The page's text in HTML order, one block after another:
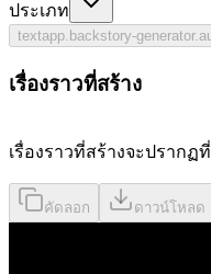
ประเภท
textapp.backstory-
เรื่องราวที่สร้าง
เรื่องราวที่สร้างจะปรากฏ
คัดลอก ดาวน์โหลด